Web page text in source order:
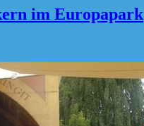
im Europapark